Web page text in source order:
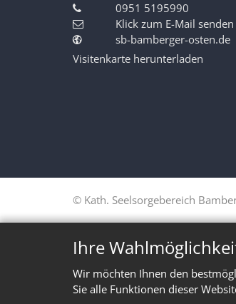
Ihre
Wir möchten Ihnen den
Sie alle Funktionen dieser
0951 5195990
Klick zum E-Mail senden
sb-bamberger-osten.de
Visitenkarte herunterladen
© Kath. Seelsorgebereich